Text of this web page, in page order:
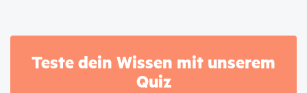
Teste dein Wissen mit unserem
Quiz